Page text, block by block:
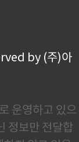
by (주)아
운영하고 있으
정보만 전달합